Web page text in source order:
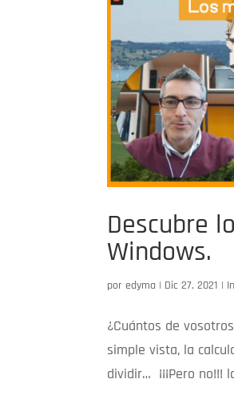
Descubre
Windows.
poredyma | Dic 27, 2021 |
¿Cuántos de
simple vista, la
dividir… ¡¡¡Pero no!!!